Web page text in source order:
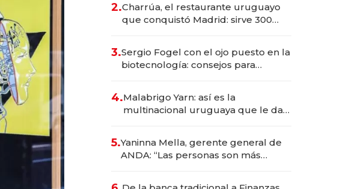
millones
2.Charrúa, el restaurante uruguayo
que conquistó Madrid: sirve 300
prepara apertura
3.Sergio Fogel con el ojo puesto en la
biotecnología: consejos para
4.Malabrigo Yarn: así es la
multinacional uruguaya que le da
5.Yaninna Mella, gerente general de
ANDA: “Las personas son más